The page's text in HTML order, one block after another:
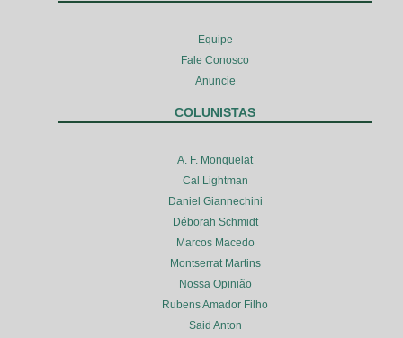
Equipe
Fale Conosco
Anuncie
COLUNISTAS
A. F. Monquelat
Cal Lightman
Daniel Giannechini
Déborah Schmidt
Marcos Macedo
Montserrat Martins
Nossa Opinião
Rubens Amador Filho
Said Anton